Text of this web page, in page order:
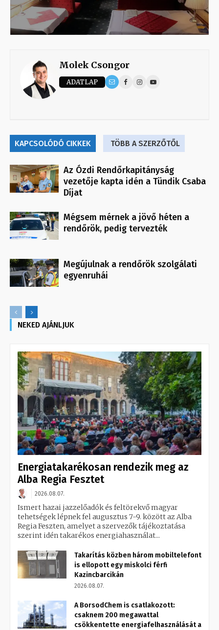
Molek Csongor
ADATLAP
KAPCSOLÓDÓ CIKKEK TÖBB A SZERZŐTŐL
Az Ózdi Rendőrkapitányság
vezetője kapta idén a Tündik Csaba
Díjat
Mégsem mérnek a jövő héten a
rendőrök, pedig tervezték
Megújulnak a rendőrök szolgálati
egyenruhái
NEKED AJÁNLJUK
Energiatakarékosan rendezik meg az
Alba Regia Fesztet
2026.08.07.
Ismert hazai jazzelőadók és feltörekvő magyar
tehetségek lépnek fel augusztus 7-9. között az Alba
Regia Feszten, amelyet a szervezők tájékoztatása
szerint idén takarékos energiahasználat...
Takarítás közben három mobiltelefont
is ellopott egy miskolci férfi
Kazincbarcikán
2026.08.07.
A BorsodChem is csatlakozott:
csaknem 200 megawattal
csökkentette energiafelhasználását a